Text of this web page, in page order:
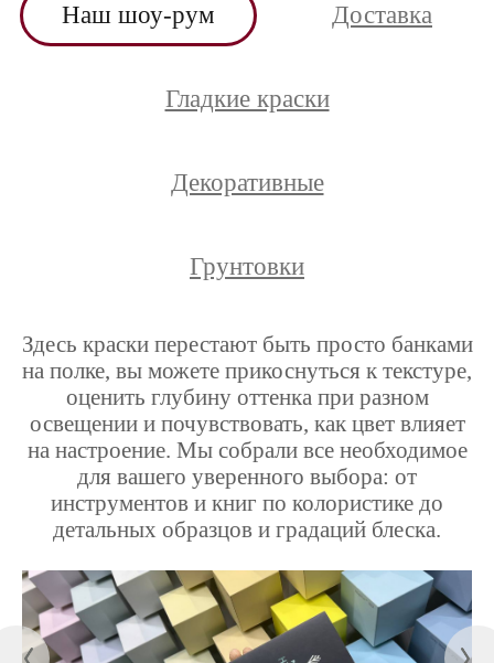
Наш шоу-рум Доставка
Гладкие краски
Декоративные
Грунтовки
Здесь краски перестают быть просто банками
на полке, вы можете прикоснуться к текстуре,
оценить глубину оттенка при разном
освещении и почувствовать, как цвет влияет
на настроение. Мы собрали все необходимое
для вашего уверенного выбора: от
инструментов и книг по колористике до
детальных образцов и градаций блеска.